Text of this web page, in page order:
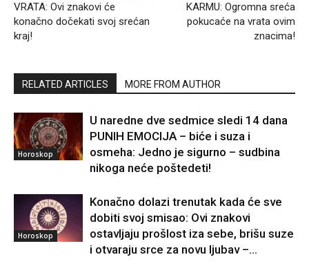
VRATA: Ovi znakovi će
konačno dočekati svoj srećan
kraj!
KARMU: Ogromna sreća
pokucaće na vrata ovim
znacima!
RELATED ARTICLES MORE FROM AUTHOR
Horoskop
U naredne dve sedmice sledi 14 dana
PUNIH EMOCIJA – biće i suza i
osmeha: Jedno je sigurno – sudbina
nikoga neće poštedeti!
Horoskop
Konačno dolazi trenutak kada će sve
dobiti svoj smisao: Ovi znakovi
ostavljaju prošlost iza sebe, brišu suze
i otvaraju srce za novu ljubav –...